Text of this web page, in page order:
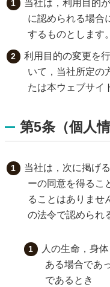
当社は，利用目的
に認められる場合
するものとします。
利用目的の変更を
いて，当社所定の
たは本ウェブサイ
第5条（個人
当社は，次に掲げ
ーの同意を得るこ
ることはありませ
の法令で認められ
人の生命，身
ある場合であ
であるとき